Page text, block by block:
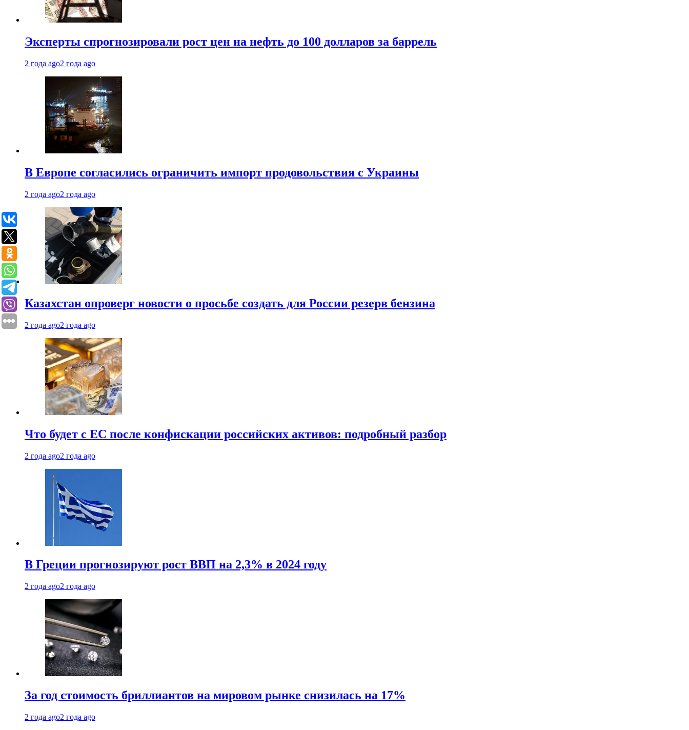
Эксперты спрогнозировали рост цен на нефть до 100 долларов за баррель
2 года ago2 года ago
В Европе согласились ограничить импорт продовольствия с Украины
2 года ago2 года ago
Казахстан опроверг новости о просьбе создать для России резерв бензина
2 года ago2 года ago
Что будет с ЕС после конфискации российских активов: подробный разбор
2 года ago2 года ago
В Греции прогнозируют рост ВВП на 2,3% в 2024 году
2 года ago2 года ago
За год стоимость бриллиантов на мировом рынке снизилась на 17%
2 года ago2 года ago